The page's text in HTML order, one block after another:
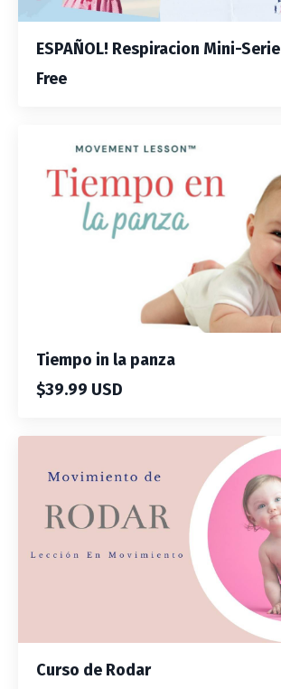
ESPAÑOL! Respiracion Mini-Serie
Free
Tiempo in la panza
$39.99 USD
Curso de Rodar